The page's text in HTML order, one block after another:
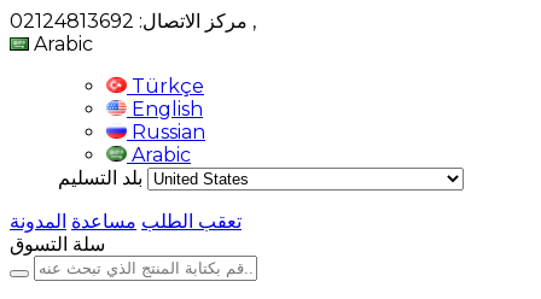
,
Arabic
Türkçe
English
Russian
Arabic
بلد التسليم
تعقب الطلب مساعدة المدونة
سلة التسوق